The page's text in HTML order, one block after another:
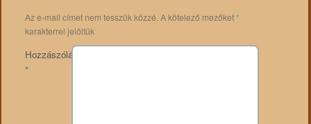
Az e-mail címet nem tesszük közzé.A kötelező mezőket*
karakterrel jelöltük
Hozzászólás
*